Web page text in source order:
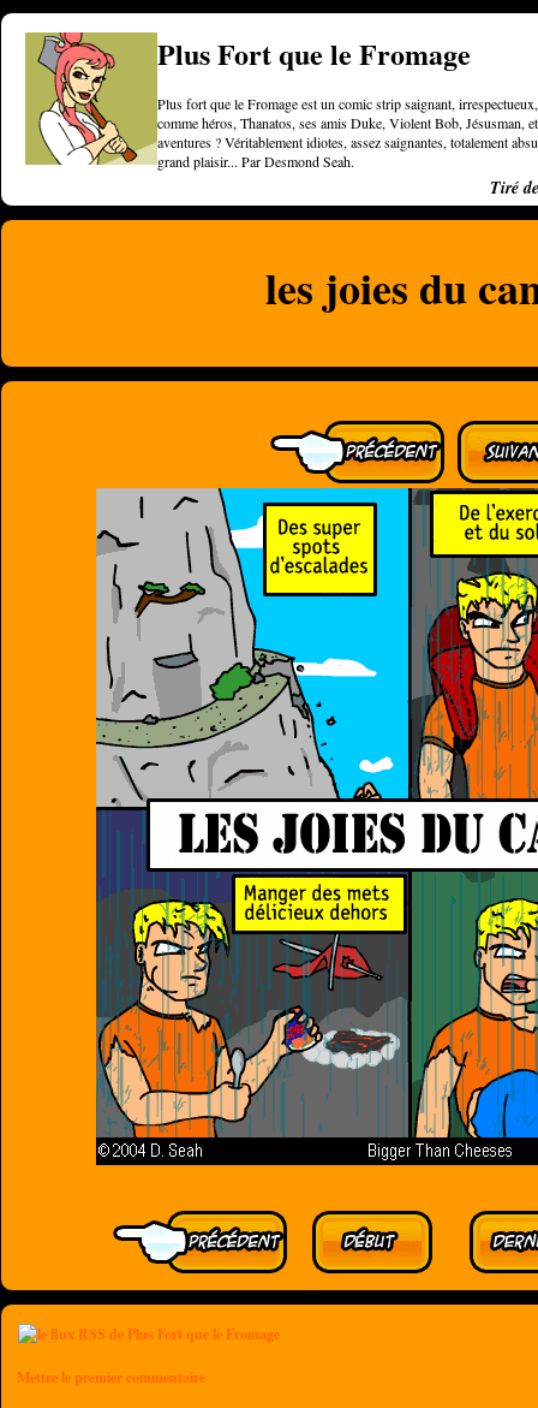
Plus Fort que le Fromage
Plus fort que le Fromage est un comic strip saignant,
comme héros, Thanatos, ses amis Duke, Violent Bob, Jésusman,
aventures ? Véritablement idiotes, assez saignantes, totalement
grand plaisir... Par Desmond Seah.
Tiré
les joies du
Mettre le premier commentaire